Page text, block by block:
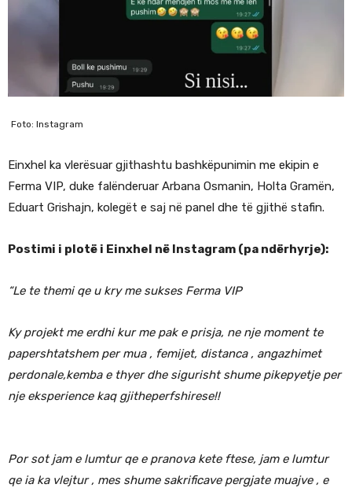
Foto: Instagram
Einxhel ka vlerësuar gjithashtu bashkëpunimin me ekipin e
Ferma VIP, duke falënderuar Arbana Osmanin, Holta Gramën,
Eduart Grishajn, kolegët e saj në panel dhe të gjithë stafin.
Postimi i plotë i Einxhel në Instagram (pa ndërhyrje):
“Le te themi qe u kry me sukses Ferma VIP
Ky projekt me erdhi kur me pak e prisja, ne nje moment te
papershtatshem per mua , femijet, distanca , angazhimet
perdonale,kemba e thyer dhe sigurisht shume pikepyetje per
nje eksperience kaq gjitheperfshirese!!
Por sot jam e lumtur qe e pranova kete ftese, jam e lumtur
qe ia ka vlejtur , mes shume sakrificave pergjate muajve , e